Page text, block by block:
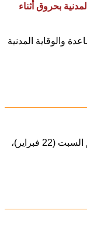
بحروق أثناء
والوقاية المدنية
طنجاوي لقي خمسة أطفال مصرعهم، اليوم السبت (22 فبراير)،